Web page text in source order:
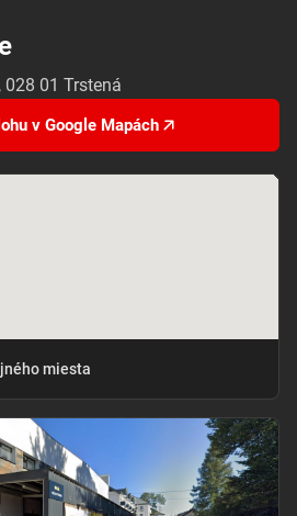
01 Trstená
v Google Mapách
miesta